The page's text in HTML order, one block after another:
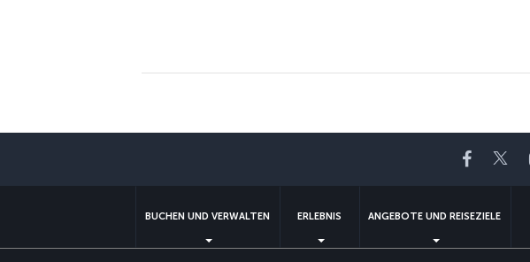
BUCHEN UND VERWALTEN ERLEBNIS ANGEBOTE UND REISEZIELE